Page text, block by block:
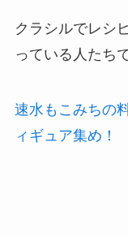
クラシルでレシ
っている人たち
速水もこみちの
ィギュア集め！